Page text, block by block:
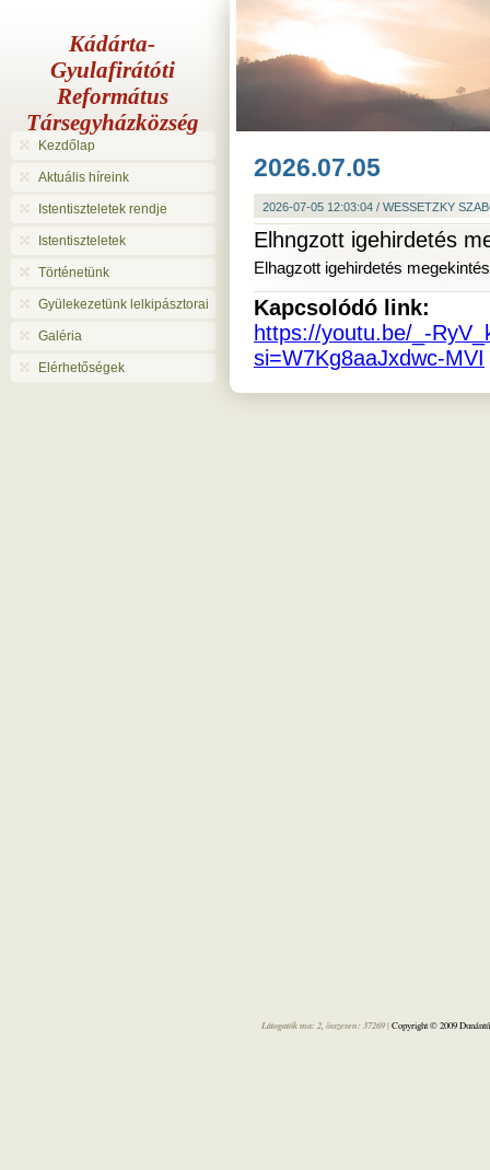
Kádárta-
Gyulafirátóti
Református
Társegyházközség
Kezdőlap
Aktuális híreink
Istentiszteletek rendje
Istentiszteletek
Történetünk
Gyülekezetünk lelkipásztorai
Galéria
Elérhetőségek
2026.07.05
2026-07-05 12:03:04 / WESSETZKY
Elhngzott igehirdetés
Elhagzott igehirdetés
Kapcsolódó link:
https://youtu.be/_-
si=W7Kg8aaJxdwc-MVI
Látogatók ma: 2, összesen: 37269 |Copyright © 2009